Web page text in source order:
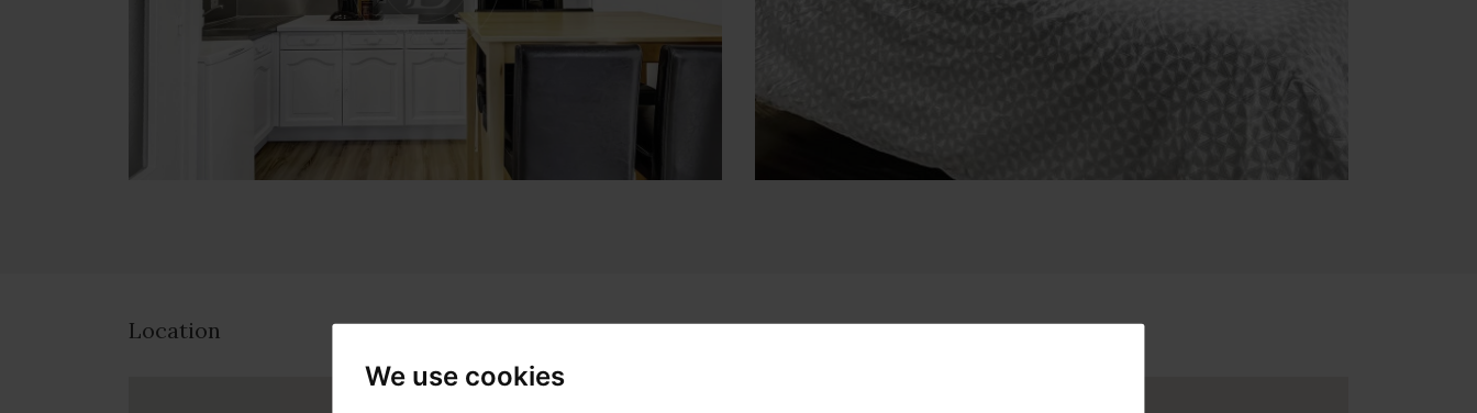
We use cookies
Location